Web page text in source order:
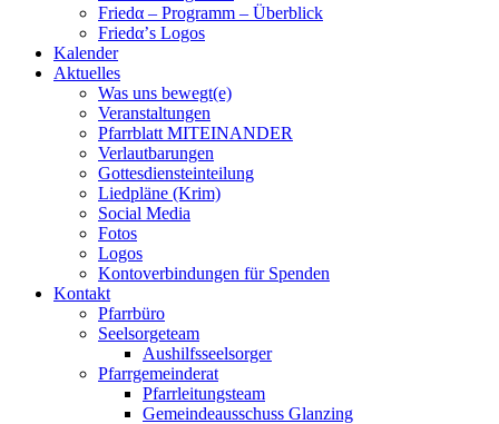
Friedα – Programm – Überblick
Friedα’s Logos
Kalender
Aktuelles
Was uns bewegt(e)
Veranstaltungen
Pfarrblatt MITEINANDER
Verlautbarungen
Gottesdiensteinteilung
Liedpläne (Krim)
Social Media
Fotos
Logos
Kontoverbindungen für Spenden
Kontakt
Pfarrbüro
Seelsorgeteam
Aushilfsseelsorger
Pfarrgemeinderat
Pfarrleitungsteam
Gemeindeausschuss Glanzing